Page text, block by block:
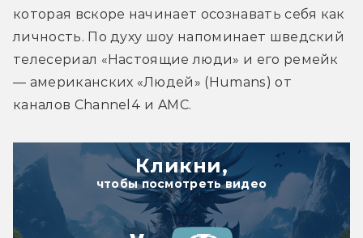
которая вскоре начинает осознавать себя как
личность. По духу шоу напоминает шведский
телесериал «Настоящие люди» и его ремейк
— американских «Людей» (Humans) от
каналов Channel4 и AMC.
Кликни,
чтобы посмотреть видео